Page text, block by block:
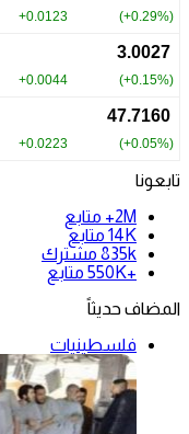
تابعونا
2M+
متابع
14K متابع
835k مشترك
+550K
متابع
المضاف حديثاً
فلسطينيات